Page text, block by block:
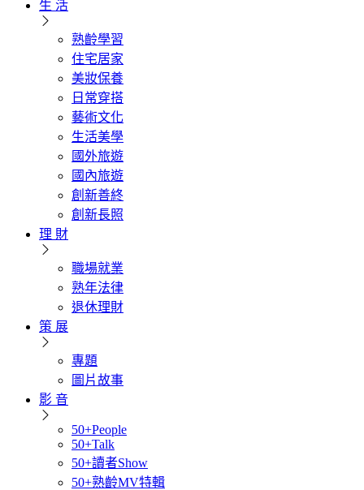
生 活
熟齡學習
住宅居家
美妝保養
日常穿搭
藝術文化
生活美學
國外旅遊
國內旅遊
創新善終
創新長照
理 財
職場就業
熟年法律
退休理財
策 展
專題
圖片故事
影 音
50+People
50+Talk
50+讀者Show
50+熟齡MV特輯